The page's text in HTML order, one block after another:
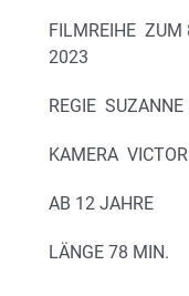
FILMREIHE ZUM
2023
REGIE SUZANNE
KAMERA
AB 12 JAHRE
LÄNGE 78 MIN.